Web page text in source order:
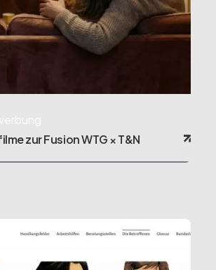
zur Fusion WTG × T&N